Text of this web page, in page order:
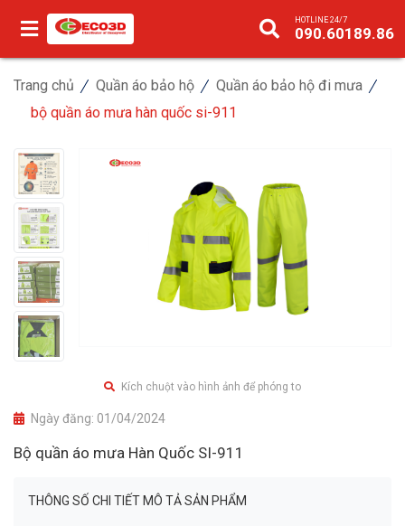
HOTLINE 24/7
090.60189.86
Trang chủ Quần áo bảo hộ
Quần áo bảo hộ đi mưa
bộ quần áo mưa hàn quốc si-911
Kích chuột vào hình ảnh để phóng to
Ngày đăng: 01/04/2024
Bộ quần áo mưa Hàn Quốc SI-911
THÔNG SỐ CHI TIẾT MÔ TẢ SẢN PHẨM